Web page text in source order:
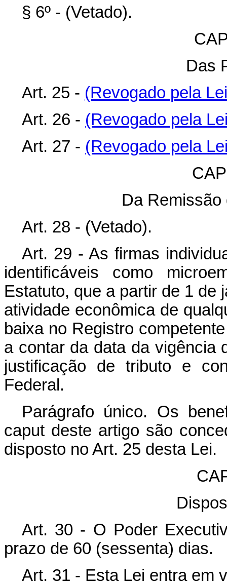
§ 6º - (Vetado).
Das
Art. 25 - (Revogado pela
Art. 26 - (Revogado pela
Art. 27 - (Revogado pela
Da Remissão
Art. 28 - (Vetado).
Art. 29 - As firmas
identificáveis como
Estatuto, que a partir de 1 de
atividade econômica de
baixa no Registro
a contar da data da vigência
justificação de tributo e
Federal.
Parágrafo único. Os
caput deste artigo são
disposto no Art. 25 desta Lei.
Art. 30 - O Poder
prazo de 60 (sessenta) dias.
Art. 31 - Esta Lei entra em